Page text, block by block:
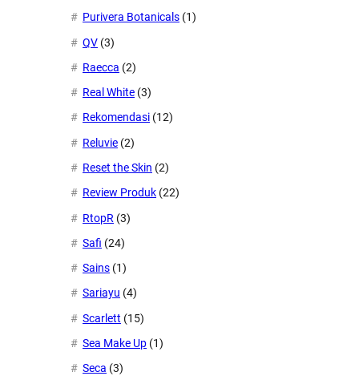
Purivera Botanicals (1)
QV (3)
Raecca (2)
Real White (3)
Rekomendasi (12)
Reluvie (2)
Reset the Skin (2)
Review Produk (22)
RtopR (3)
Safi (24)
Sains (1)
Sariayu (4)
Scarlett (15)
Sea Make Up (1)
Seca (3)